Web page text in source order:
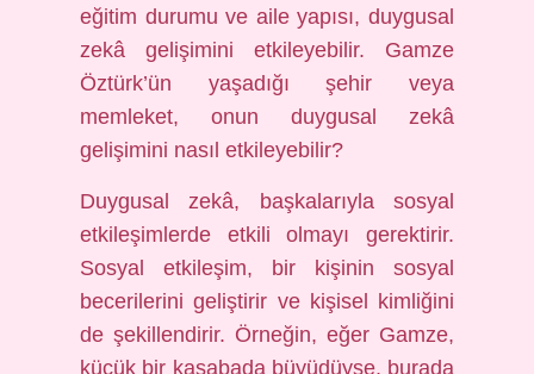
eğitim durumu ve aile yapısı, duygusal
zekâ gelişimini etkileyebilir. Gamze
Öztürk’ün yaşadığı şehir veya
memleket, onun duygusal zekâ
gelişimini nasıl etkileyebilir?
Duygusal zekâ, başkalarıyla sosyal
etkileşimlerde etkili olmayı gerektirir.
Sosyal etkileşim, bir kişinin sosyal
becerilerini geliştirir ve kişisel kimliğini
de şekillendirir. Örneğin, eğer Gamze,
küçük bir kasabada büyüdüyse, burada